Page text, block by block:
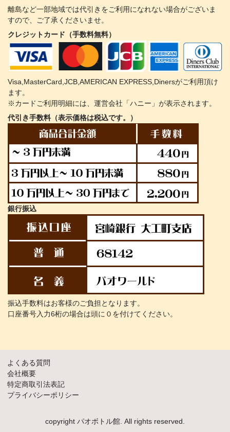
離島など一部地域では代引きをご利用になれない場合がございま
すので、ご了承くださいませ。
クレジットカード（手数料無料）
Visa,MasterCard,JCB,AMERICAN EXPRESS,Dinersがご利用頂け
ます。
※カードご利用明細には、運営会社「ハニー」が表示されます。
代引き手数料（表示価格は税込です。）
銀行振込
振込手数料はお客様のご負担となります。
口座番号入力6桁の場合は頭に０を付けてください。
よくある質問
会社概要
特定商取引法表記
プライバシーポリシー
copyright パオボトル館. All rights reserved.